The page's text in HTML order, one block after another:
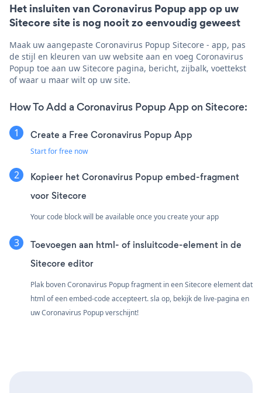
Het insluiten van Coronavirus Popup app op uw
Sitecore site is nog nooit zo eenvoudig geweest
Maak uw aangepaste Coronavirus Popup Sitecore - app, pas
de stijl en kleuren van uw website aan en voeg Coronavirus
Popup toe aan uw Sitecore pagina, bericht, zijbalk, voettekst
of waar u maar wilt op uw site.
How To Add a Coronavirus Popup App on Sitecore:
Create a Free Coronavirus Popup App
Start for free now
Kopieer het Coronavirus Popup embed-fragment
voor Sitecore
Your code block will be available once you create your app
Toevoegen aan html- of insluitcode-element in de
Sitecore editor
Plak boven Coronavirus Popup fragment in een Sitecore element dat
html of een embed-code accepteert. sla op, bekijk de live-pagina en
uw Coronavirus Popup verschijnt!